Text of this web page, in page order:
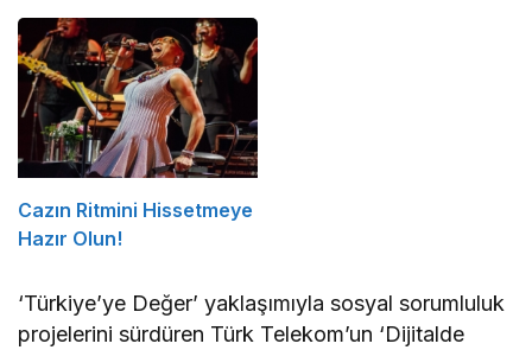
Cazın Ritmini Hissetmeye
Hazır Olun!
‘Türkiye’ye Değer’ yaklaşımıyla sosyal sorumluluk
projelerini sürdüren Türk Telekom’un ‘Dijitalde